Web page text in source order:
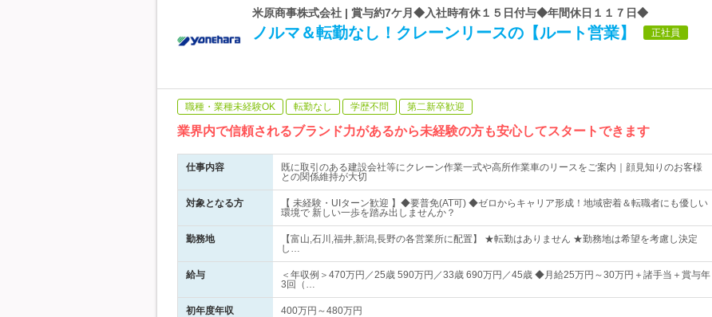
米原商事株式会社 | 賞与約7ケ月◆入社時有休１５日付与◆年間休日１１７日◆
ノルマ＆転勤なし！クレーンリースの【ルート営業】 正社員
職種・業種未経験OK 転勤なし 学歴不問 第二新卒歓迎
業界内で信頼されるブランド力があるから未経験の方も安心してスタートできます
仕事内容
既に取引のある建設会社等にクレーン作業一式や高所作業車のリースをご案内｜顔見知りのお客様
との関係維持が大切
対象となる方
【 未経験・UIターン歓迎 】◆要普免(AT可) ◆ゼロからキャリア形成！地域密着＆転職者にも優しい
環境で 新しい一歩を踏み出しませんか？
勤務地
【富山,石川,福井,新潟,長野の各営業所に配置】 ★転勤はありません ★勤務地は希望を考慮し決定
し…
給与
＜年収例＞470万円／25歳 590万円／33歳 690万円／45歳 ◆月給25万円～30万円＋諸手当＋賞与年
3回（…
初年度年収 400万円～480万円